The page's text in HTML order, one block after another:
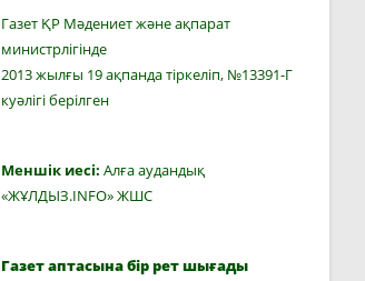
Газет ҚР Мәдениет және ақпарат
министрлігінде
2013 жылғы 19 ақпанда тіркеліп, №13391-Г
куәлігі берілген
Меншік иесі: Алға аудандық
«ЖҰЛДЫЗ.INFO» ЖШС
Газет аптасына бір рет шығады